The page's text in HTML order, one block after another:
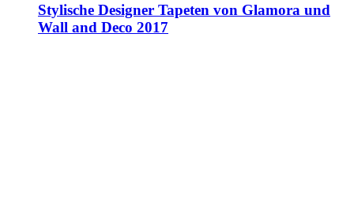
Stylische Designer Tapeten von Glamora und
Wall and Deco 2017